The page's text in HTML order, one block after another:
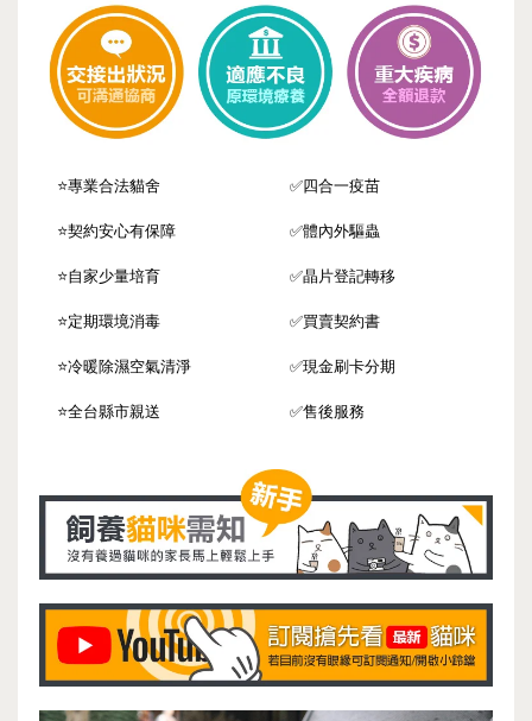
⭐️專業合法貓舍
⭐️契約安心有保障
⭐️自家少量培育
⭐️定期環境消毒
⭐️冷暖除濕空氣清淨
⭐️全台縣市親送
✅四合一疫苗
✅體內外驅蟲
✅晶片登記轉移
✅買賣契約書
✅現金刷卡分期
✅售後服務